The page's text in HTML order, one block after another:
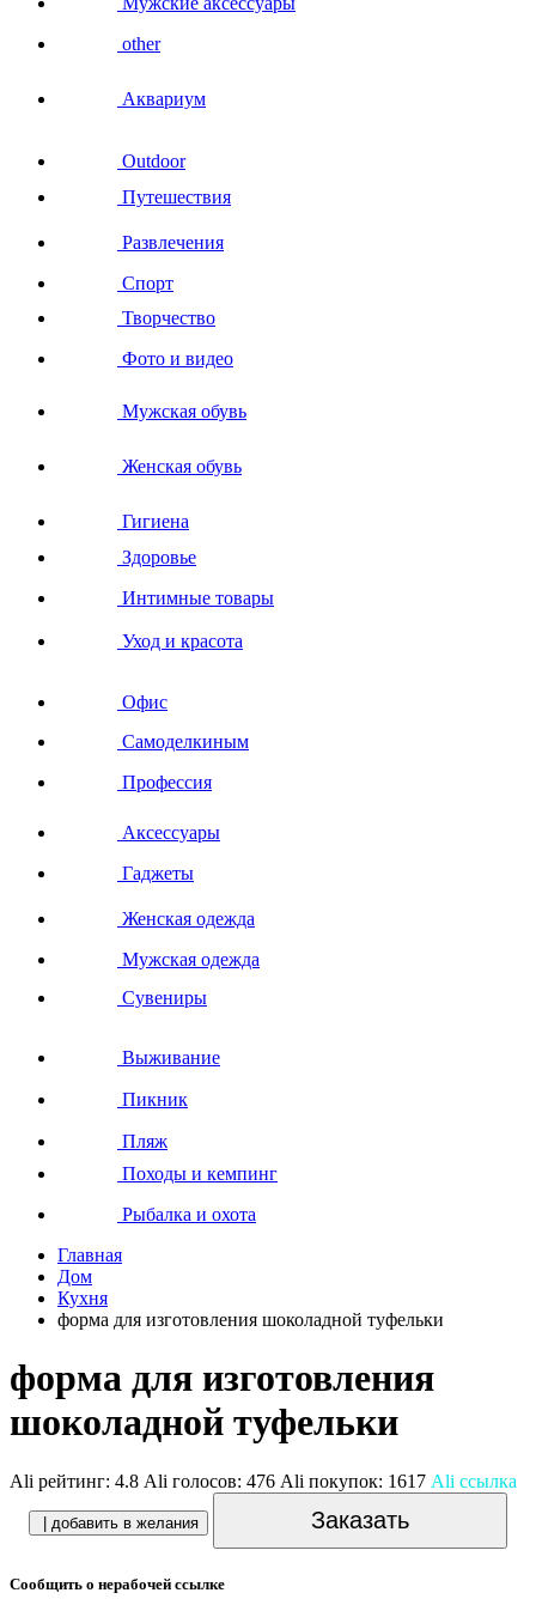
other
Аквариум
Outdoor
Путешествия
Развлечения
Спорт
Творчество
Фото и видео
Мужская обувь
Женская обувь
Гигиена
Здоровье
Интимные товары
Уход и красота
Офис
Самоделкиным
Профессия
Аксессуары
Гаджеты
Женская одежда
Мужская одежда
Сувениры
Выживание
Пикник
Пляж
Походы и кемпинг
Рыбалка и охота
Главная
Дом
Кухня
форма для изготовления шоколадной туфельки
форма для изготовления
шоколадной туфельки
Ali рейтинг: 4.8 Ali голосов: 476 Ali покупок: 1617 Ali ссылка
| добавить в желания Заказать
Сообщить о нерабочей ссылке